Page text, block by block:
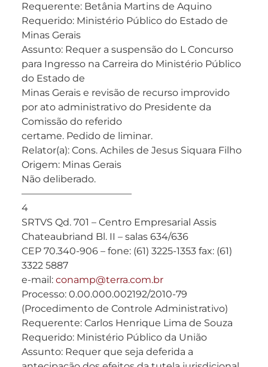
Requerente: Betânia Martins de Aquino
Requerido: Ministério Público do Estado de
Minas Gerais
Assunto: Requer a suspensão do L Concurso
para Ingresso na Carreira do Ministério Público
do Estado de
Minas Gerais e revisão de recurso improvido
por ato administrativo do Presidente da
Comissão do referido
certame. Pedido de liminar.
Relator(a): Cons. Achiles de Jesus Siquara Filho
Origem: Minas Gerais
Não deliberado.
———————————–
4
SRTVS Qd. 701 – Centro Empresarial Assis
Chateaubriand Bl. II – salas 634/636
CEP 70.340-906 – fone: (61) 3225-1353 fax: (61)
3322 5887
e-mail: conamp@terra.com.br
Processo: 0.00.000.002192/2010-79
(Procedimento de Controle Administrativo)
Requerente: Carlos Henrique Lima de Souza
Requerido: Ministério Público da União
Assunto: Requer que seja deferida a